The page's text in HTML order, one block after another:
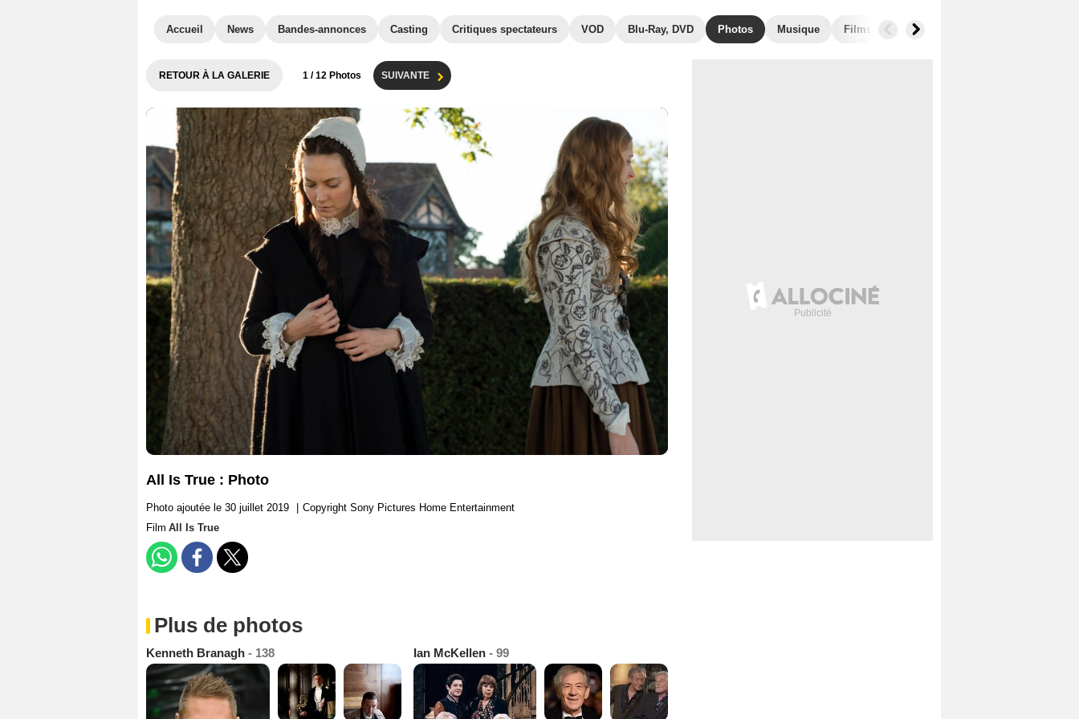
Accueil News Bandes-annonces Casting Critiques spectateurs VOD Blu-Ray, DVD Photos Musique Films similaires
RETOUR À LA GALERIE 1 / 12 Photos SUIVANTE
All Is True : Photo
Photo ajoutée le 30 juillet 2019
Copyright Sony Pictures Home Entertainment
Film All Is True
Plus de photos
Kenneth Branagh - 138 Ian McKellen - 99